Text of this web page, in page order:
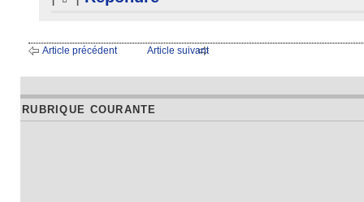
Article précédent Article suivant
RUBRIQUE COURANTE